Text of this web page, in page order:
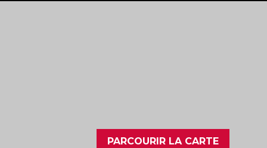
PARCOURIR LA CARTE